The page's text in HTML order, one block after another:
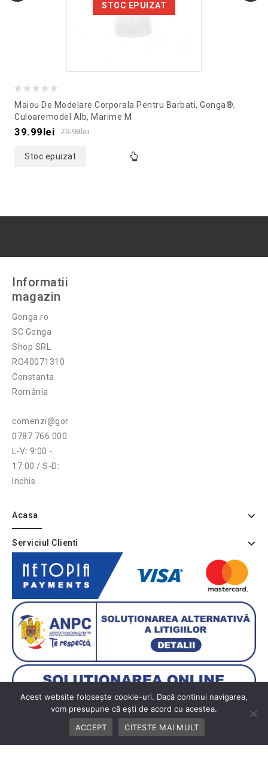
STOC EPUIZAT
out
of
Maiou De Modelare Corporala Pentru Barbati, Gonga®,
Culoaremodel Alb, Marime M
79.98lei
39.99lei
Stoc epuizat
Informatii
magazin
Gonga.ro
SC Gonga
Shop SRL
RO40071310
Constanta
România
comenzi@gonga.ro
0787 766 000
L-V: 9:00 -
17:00 / S-D:
Inchis
Acasa
Serviciul Clienti
Acest website folosește cookie-uri. Dacă continui navigarea,
vom presupune că ești de acord cu acestea.
ACCEPT
CITESTE MAI MULT